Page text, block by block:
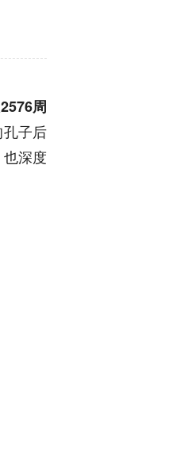
周
子后
深度